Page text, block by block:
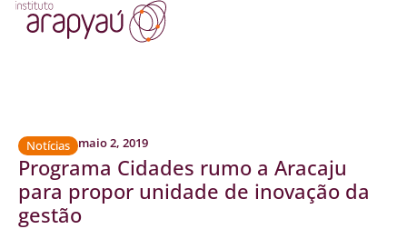
Notícias maio 2, 2019
Programa Cidades rumo a Aracaju
para propor unidade de inovação da
gestão